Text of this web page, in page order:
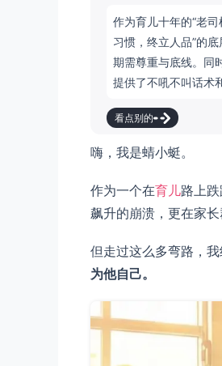
作为育儿十年的“老
习惯，终立人品”的
期需尊重与底线。同
提供了不吼不叫话术
看点别的
嗨，我是蜻小蜓。
作为一个在育儿路上
飙升的崩溃，更在家
但走过这么多弯路，
为他自己。